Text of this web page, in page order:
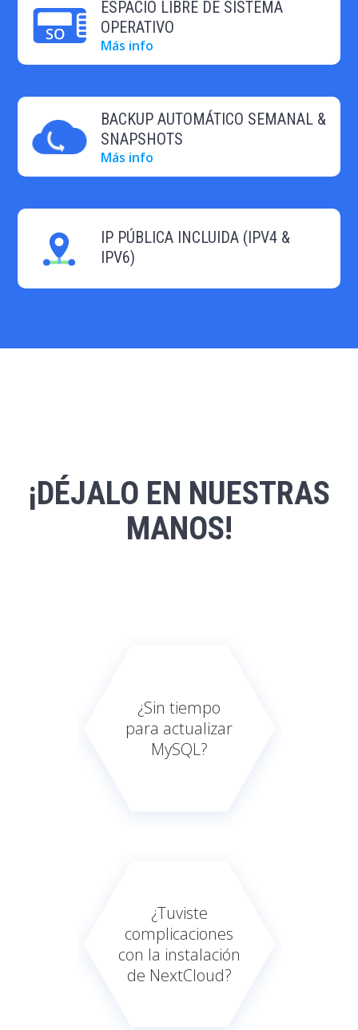
ESPACIO LIBRE DE SISTEMA
OPERATIVO
Más info
BACKUP AUTOMÁTICO SEMANAL &
SNAPSHOTS
Más info
IP PÚBLICA INCLUIDA (IPV4 &
IPV6)
¡DÉJALO EN NUESTRAS
MANOS!
¿Sin tiempo
para actualizar
MySQL?
¿Tuviste
complicaciones
con la instalación
de NextCloud?